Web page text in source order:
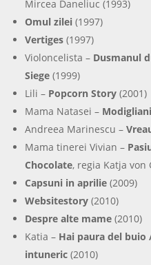
Mircea Daneliuc (1993)
Omul zilei (1997)
Vertiges (1997)
Violoncelista – Dusmanul
Siege (1999)
Lili – Popcorn Story (2001)
Mama Natasei – Modigliani
Andreea Marinescu –
Mama tinerei Vivian –
Chocolate, regia Katja von
Capsuni in aprilie (2009)
Websitestory (2010)
Despre alte mame (2010)
Katia – Hai paura del buio
intuneric (2010)